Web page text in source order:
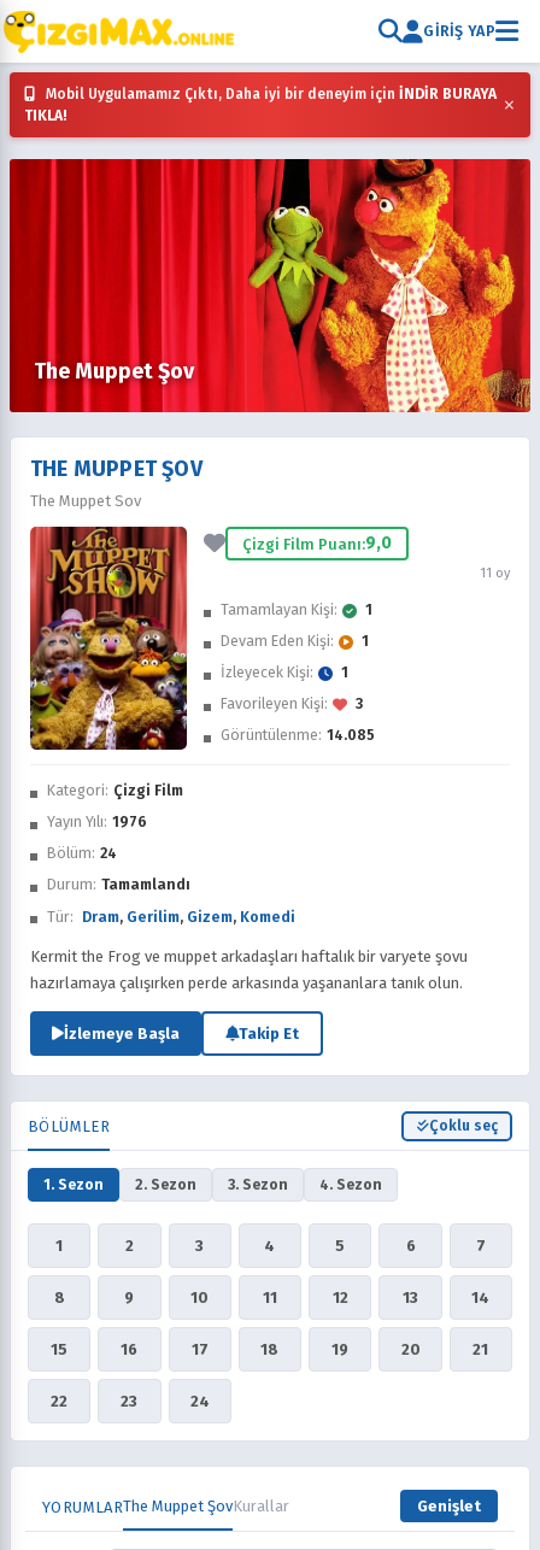
GIRIŞ YAP
Mobil Uygulamamız Çıktı, Daha iyi bir deneyim için İNDİR BURAYA
TIKLA!
×
The Muppet Şov
İzledim
Favorilere Ekle
Sonra İzle
THE MUPPET ŞOV
The Muppet Sov
Çizgi Film Puanı:9,0
11 oy
Kategori: Çizgi Film
Yayın Yılı: 1976
Bölüm: 24
Durum: Tamamlandı
Tür: Dram, Gerilim, Gizem, Komedi
Tamamlayan Kişi:
1
Devam Eden Kişi:
1
İzleyecek Kişi:
1
Favorileyen Kişi:
3
Görüntülenme: 14.085
Kermit the Frog ve muppet arkadaşları haftalık bir varyete şovu
hazırlamaya çalışırken perde arkasında yaşananlara tanık olun.
İzlemeye Başla Takip Et
BÖLÜMLER Çoklu seç
1. Sezon 2. Sezon 3. Sezon 4. Sezon
1 2 3 4 5 6 7
8 9 10 11 12 13 14
15 16 17 18 19 20 21
22 23 24
YORUMLARThe Muppet ŞovKurallar Genişlet